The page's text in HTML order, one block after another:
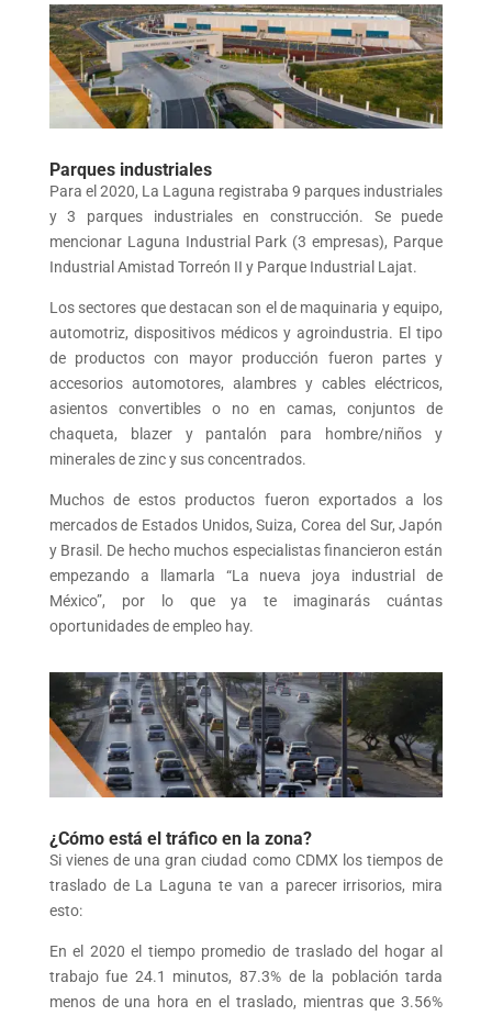
Parques industriales
Para el 2020, La Laguna registraba 9 parques industriales
y 3 parques industriales en construcción. Se puede
mencionar Laguna Industrial Park (3 empresas), Parque
Industrial Amistad Torreón II y Parque Industrial Lajat.
Los sectores que destacan son el de maquinaria y equipo,
automotriz, dispositivos médicos y agroindustria. El tipo
de productos con mayor producción fueron partes y
accesorios automotores, alambres y cables eléctricos,
asientos convertibles o no en camas, conjuntos de
chaqueta, blazer y pantalón para hombre/niños y
minerales de zinc y sus concentrados.
Muchos de estos productos fueron exportados a los
mercados de Estados Unidos, Suiza, Corea del Sur, Japón
y Brasil. De hecho muchos especialistas financieron están
empezando a llamarla “La nueva joya industrial de
México”, por lo que ya te imaginarás cuántas
oportunidades de empleo hay.
¿Cómo está el tráfico en la zona?
Si vienes de una gran ciudad como CDMX los tiempos de
traslado de La Laguna te van a parecer irrisorios, mira
esto:
En el 2020 el tiempo promedio de traslado del hogar al
trabajo fue 24.1 minutos, 87.3% de la población tarda
menos de una hora en el traslado, mientras que 3.56%